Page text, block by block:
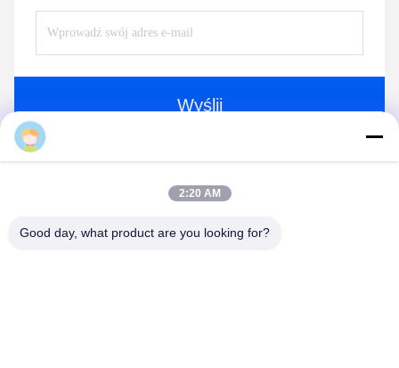
Wyślij
Qingdao Xinmeiteng Sponge Manufacture Co.
2:20 AM
Good day, what product are you looking for?